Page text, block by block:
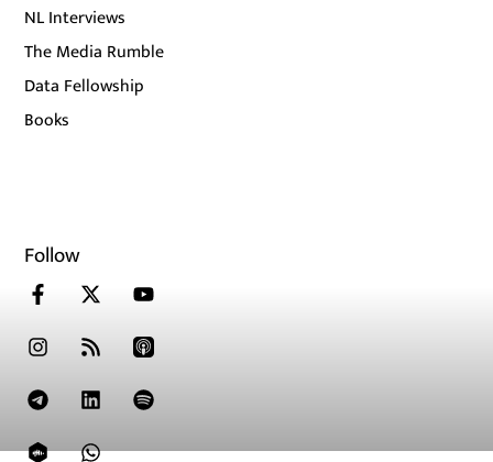
NL Interviews
The Media Rumble
Data Fellowship
Books
Follow